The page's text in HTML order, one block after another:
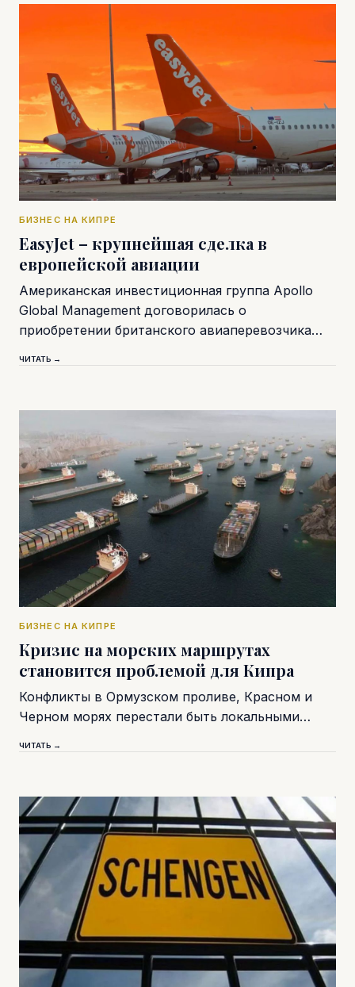
БИЗНЕС НА КИПРЕ
EasyJet – крупнейшая сделка в
европейской авиации
Американская инвестиционная группа Apollo
Global Management договорилась о
приобретении британского авиаперевозчика…
ЧИТАТЬ →
БИЗНЕС НА КИПРЕ
Кризис на морских маршрутах
становится проблемой для Кипра
Конфликты в Ормузском проливе, Красном и
Черном морях перестали быть локальными…
ЧИТАТЬ →